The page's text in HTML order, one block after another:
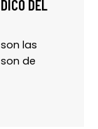
DEL
las
de